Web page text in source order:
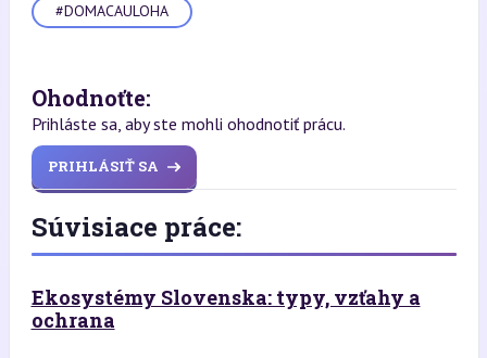
#DOMACAULOHA
Ohodnoťte:
Prihláste sa, aby ste mohli ohodnotiť prácu.
PRIHLÁSIŤ SA
Súvisiace práce:
Ekosystémy Slovenska: typy, vzťahy a
ochrana